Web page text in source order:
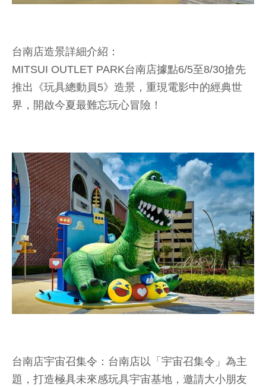
台南店造景詳細介紹：
MITSUI OUTLET PARK台南店據點6/5至8/30搶先
推出《玩具總動員5》造景，重現電影中的經典世
界，開啟今夏最難忘玩心冒險！
台南店宇宙召集令：台南店以「宇宙召集令」為主
題，打造極具未來感玩具宇宙基地，邀請大小朋友